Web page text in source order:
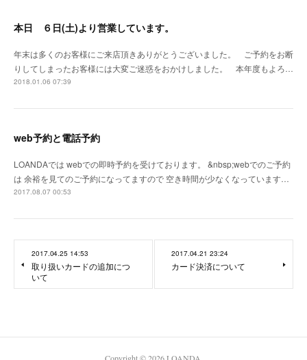
本日 ６日(土)より営業しています。
年末は多くのお客様にご来店頂きありがとうございました。 ご予約をお断
りしてしまったお客様には大変ご迷惑をおかけしました。 本年度もよろ…
2018.01.06 07:39
web予約と電話予約
LOANDAでは webでの即時予約を受けております。 &nbsp;webでのご予約
は 余裕を見てのご予約になってますので 空き時間が少なくなっています…
2017.08.07 00:53
2017.04.25 14:53
取り扱いカードの追加につ
いて
2017.04.21 23:24
カード決済について